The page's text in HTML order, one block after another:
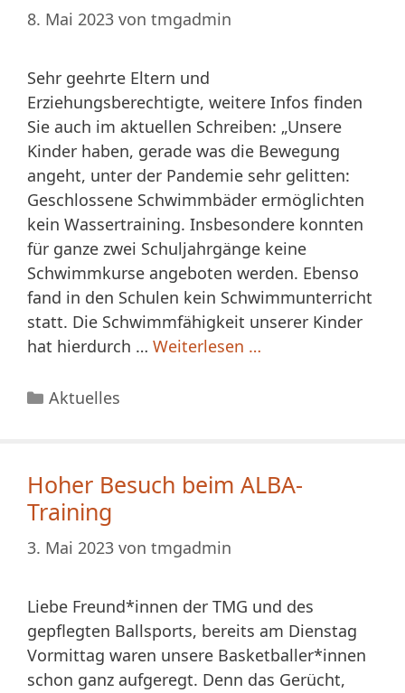
8. Mai 2023 von tmgadmin
Sehr geehrte Eltern und
Erziehungsberechtigte, weitere Infos finden
Sie auch im aktuellen Schreiben: „Unsere
Kinder haben, gerade was die Bewegung
angeht, unter der Pandemie sehr gelitten:
Geschlossene Schwimmbäder ermöglichten
kein Wassertraining. Insbesondere konnten
für ganze zwei Schuljahrgänge keine
Schwimmkurse angeboten werden. Ebenso
fand in den Schulen kein Schwimmunterricht
statt. Die Schwimmfähigkeit unserer Kinder
hat hierdurch … Weiterlesen …
Kategorien
Aktuelles
Hoher Besuch beim ALBA-
Training
3. Mai 2023 von tmgadmin
Liebe Freund*innen der TMG und des
gepflegten Ballsports, bereits am Dienstag
Vormittag waren unsere Basketballer*innen
schon ganz aufgeregt. Denn das Gerücht,